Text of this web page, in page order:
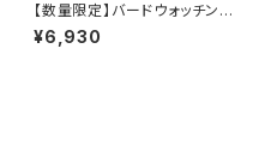
【数量限定】バードウォッチング
長靴 ショート丈 ブラック&ブラウ
ン
¥6,930